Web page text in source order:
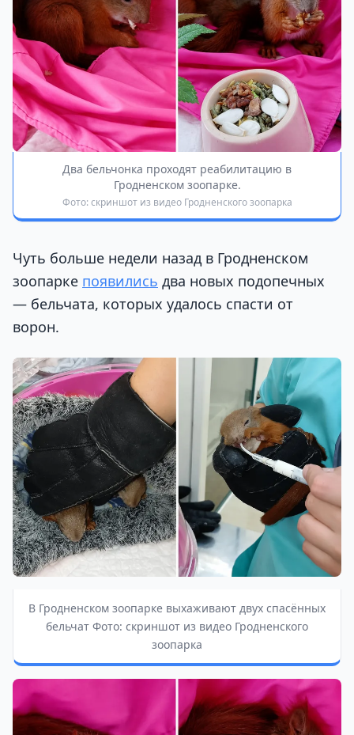
Два бельчонка проходят реабилитацию в
Гродненском зоопарке.
Фото: скриншот из видео Гродненского зоопарка
Чуть больше недели назад в Гродненском
зоопарке появились два новых подопечных
— бельчата, которых удалось спасти от
ворон.
В Гродненском зоопарке выхаживают двух спасённых
бельчат Фото: скриншот из видео Гродненского
зоопарка